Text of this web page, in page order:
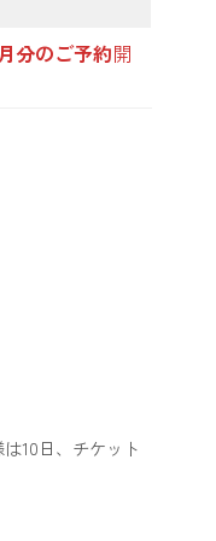
分のご予約開
10日、チケット